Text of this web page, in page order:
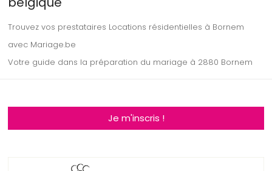
Trouvez vos prestataires Locations résidentielles à Bornem
avec Mariage.be
Votre guide dans la préparation du mariage à 2880 Bornem
Je m'inscris !